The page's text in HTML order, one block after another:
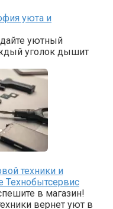
уюта и
уютный
уголок дышит
техники и
Технобытсервис
в магазин!
вернет уют в